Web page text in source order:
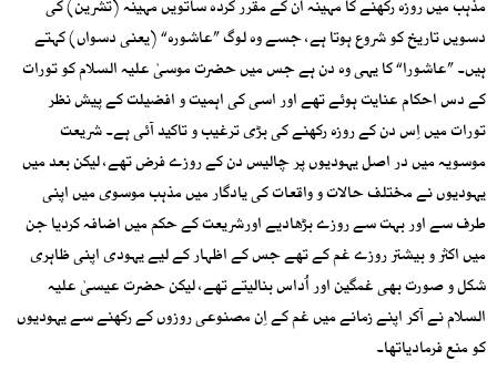
مذہب میں روزہ رکھنے کا مہینہ اُن کے مقرر کردہ ساتویں مہینہ (تشرین) کی
دسویں تاریخ کو شروع ہوتا ہے، جسے وہ لوگ ”عاشورہ“ (یعنی دسواں) کہتے
ہیں۔ ”عاشورا“ کا یہی وہ دن ہے جس میں حضرت موسیٰ علیہ السلام کو تورات
کے دس احکام عنایت ہوئے تھے اور اسی کی اہمیت و افضیلت کے پیش نظر
تورات میں اِس دن کے روزہ رکھنے کی بڑی ترغیب و تاکید آئی ہے۔ شریعت
موسویہ میں در اصل یہودیوں پر چالیس دن کے روزے فرض تھے، لیکن بعد میں
یہودیوں نے مختلف حالات و واقعات کی یادگار میں مذہب موسوی میں اپنی
طرف سے اور بہت سے روزے بڑھادیے اورشریعت کے حکم میں اضافہ کردیا جن
میں اکثر و بیشتر روزے غم کے تھے جس کے اظہار کے لیے یہودی اپنی ظاہری
شکل و صورت بھی غمگین اور اُداس بنالیتے تھے، لیکن حضرت عیسیٰ علیہ
السلام نے آکر اپنے زمانے میں غم کے اِن مصنوعی روزوں کے رکھنے سے یہودیوں
کو منع فرمادیاتھا۔